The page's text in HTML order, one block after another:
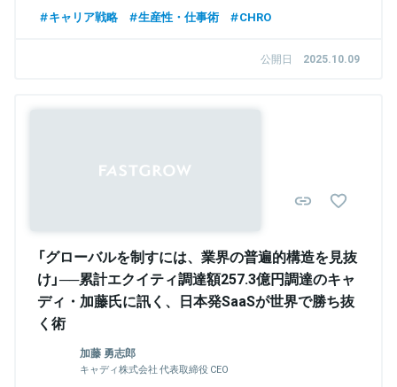
キャリア戦略 生産性・仕事術 CHRO
公開日 2025.10.09
「グローバルを制すには、業界の普遍的構造を見抜
け」──累計エクイティ調達額257.3億円調達のキャ
ディ・加藤氏に訊く、日本発SaaSが世界で勝ち抜
く術
加藤 勇志郎
キャディ株式会社 代表取締役 CEO